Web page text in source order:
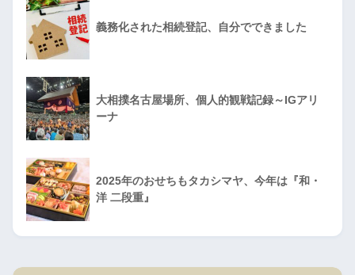
義務化された相続登記、自分でできました
大相撲名古屋場所、個人的観戦記録～IGアリ
ーナ
2025年のおせちもタカシマヤ、今年は『和・
洋 二段重』